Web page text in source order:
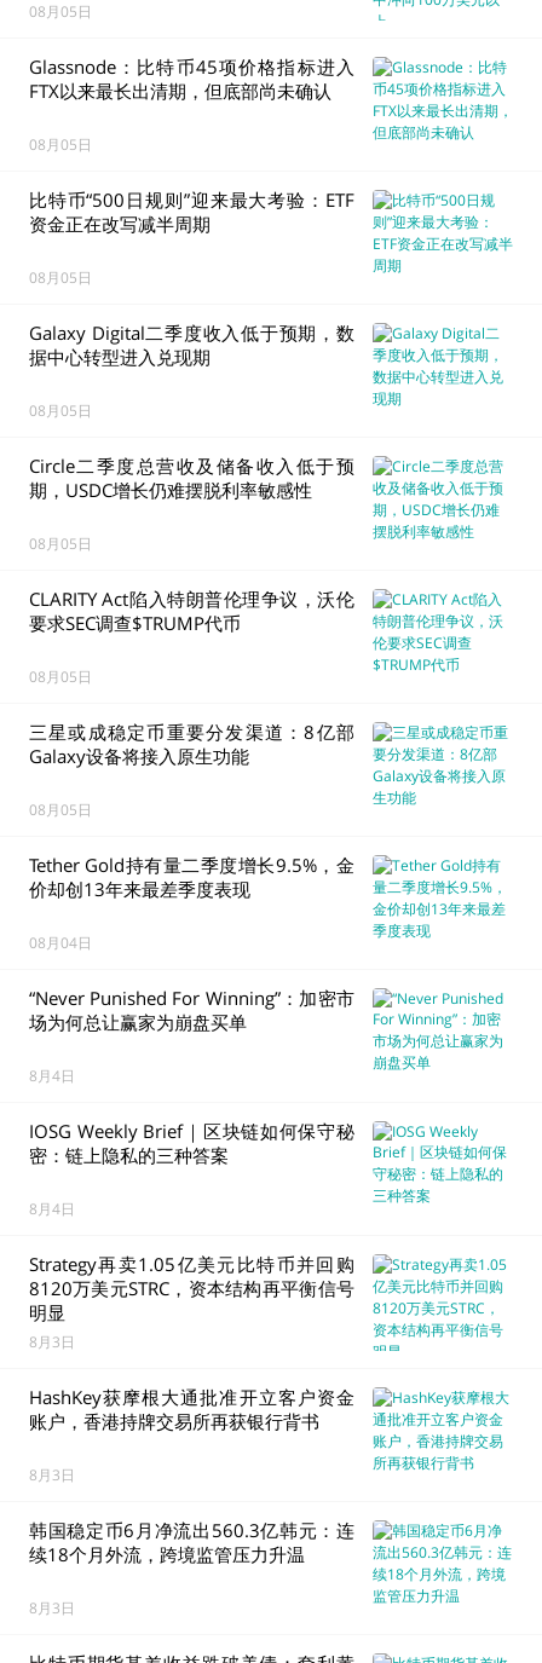
Bybit就15亿美元黑客攻击起诉朝鲜及Lazarus
Group，并获资产冻结令
08月05日
Glassnode：比特币45项价格指标进入
FTX以来最长出清期，但底部尚未确认
08月05日
比特币“500日规则”迎来最大考验：ETF
资金正在改写减半周期
08月05日
Galaxy Digital二季度收入低于预期，数
据中心转型进入兑现期
08月05日
Circle二季度总营收及储备收入低于预
期，USDC增长仍难摆脱利率敏感性
08月05日
CLARITY Act陷入特朗普伦理争议，沃伦
要求SEC调查$TRUMP代币
08月05日
三星或成稳定币重要分发渠道：8亿部
Galaxy设备将接入原生功能
08月05日
Tether Gold持有量二季度增长9.5%，金
价却创13年来最差季度表现
08月04日
“Never Punished For Winning”：加密市
场为何总让赢家为崩盘买单
8月4日
IOSG Weekly Brief｜区块链如何保守秘
密：链上隐私的三种答案
8月4日
Strategy再卖1.05亿美元比特币并回购
8120万美元STRC，资本结构再平衡信号
明显
8月3日
HashKey获摩根大通批准开立客户资金
账户，香港持牌交易所再获银行背书
8月3日
韩国稳定币6月净流出560.3亿韩元：连
续18个月外流，跨境监管压力升温
8月3日